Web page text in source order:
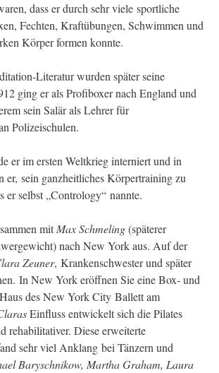
dass er durch sehr viele sportliche
Fechten, Kraftübungen, Schwimmen und
Körper formen konnte.
Literatur wurden später seine
ging er als Profiboxer nach England und
sein Salär als Lehrer für
Polizeischulen.
er im ersten Weltkrieg interniert und in
er, sein ganzheitliches Körpertraining zu
er selbst „Contrology“ nannte.
mitMax Schmeling(späterer
nach New York aus. Auf der
Zeuner, Krankenschwester und später
In New York eröffnen Sie eine Box- und
des New York City Ballett am
Einfluss entwickelt sich die Pilates
rehabilitativer. Diese erweiterte
sehr viel Anklang bei Tänzern und
Baryschnikow, Martha Graham, Laura